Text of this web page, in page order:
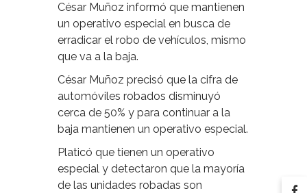
César Muñoz informó que mantienen
un operativo especial en busca de
erradicar el robo de vehículos, mismo
que va a la baja.
César Muñoz precisó que la cifra de
automóviles robados disminuyó
cerca de 50% y para continuar a la
baja mantienen un operativo especial.
Platicó que tienen un operativo
especial y detectaron que la mayoría
de las unidades robadas son